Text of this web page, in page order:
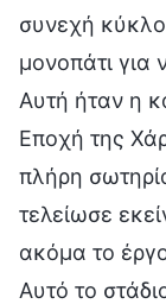
συνεχή
μονοπάτι για
Αυτή ήταν η
Εποχή της
πλήρη
τελείωσε
ακόμα το
Αυτό το